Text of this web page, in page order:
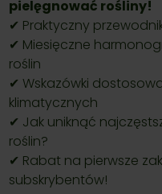
pielęgnować rośliny!
✔ Praktyczny
✔ Miesięczne
roślin
✔ Wskazówki
klimatycznych
✔ Jak uniknąć
roślin?
✔ Rabat na pierwsze
subskrybentów!